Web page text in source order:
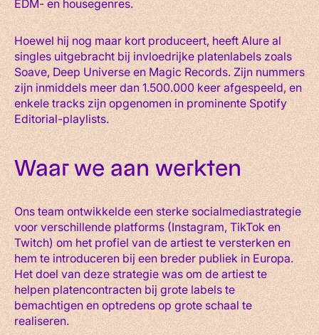
Hoewel hij nog maar kort produceert, heeft Alure al
singles uitgebracht bij invloedrijke platenlabels zoals
Soave, Deep Universe en Magic Records. Zijn nummers
zijn inmiddels meer dan 1.500.000 keer afgespeeld, en
enkele tracks zijn opgenomen in prominente Spotify
Editorial-playlists.
Waar we aan werkten
Ons team ontwikkelde een sterke socialmediastrategie
voor verschillende platforms (Instagram, TikTok en
Twitch) om het profiel van de artiest te versterken en
hem te introduceren bij een breder publiek in Europa.
Het doel van deze strategie was om de artiest te
helpen platencontracten bij grote labels te
bemachtigen en optredens op grote schaal te
realiseren.